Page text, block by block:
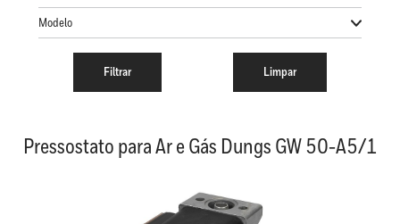
Modelo
Pressostato para Ar e Gás Dungs GW 50-A5/1